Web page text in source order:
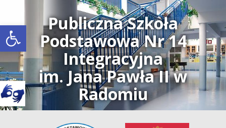
Open toolbar
Publiczna Szkoła
Podstawowa Nr 14
Integracyjna
im. Jana Pawła II w
Radomiu